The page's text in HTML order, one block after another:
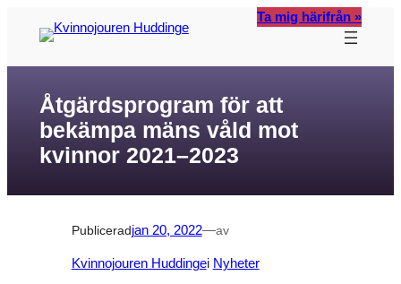
Ta mig härifrån »
Åtgärdsprogram för att
bekämpa mäns våld mot
kvinnor 2021–2023
Publiceradjan 20, 2022—av
Kvinnojouren Huddingei Nyheter